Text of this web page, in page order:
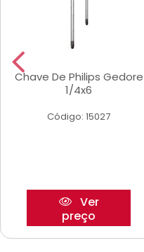
Chave De Philips Gedore
1/4x6
Código: 15027
Ver
preço